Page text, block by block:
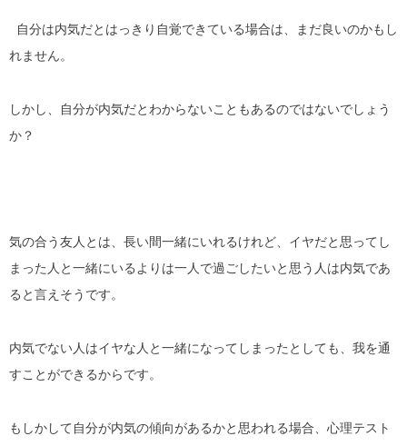
自分は内気だとはっきり自覚できている場合は、まだ良いのかもし
れません。
しかし、自分が内気だとわからないこともあるのではないでしょう
か？
気の合う友人とは、長い間一緒にいれるけれど、イヤだと思ってし
まった人と一緒にいるよりは一人で過ごしたいと思う人は内気であ
ると言えそうです。
内気でない人はイヤな人と一緒になってしまったとしても、我を通
すことができるからです。
もしかして自分が内気の傾向があるかと思われる場合、心理テスト